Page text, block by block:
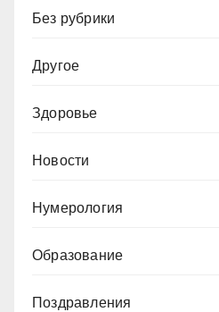
Без рубрики
Другое
Здоровье
Новости
Нумерология
Образование
Поздравления